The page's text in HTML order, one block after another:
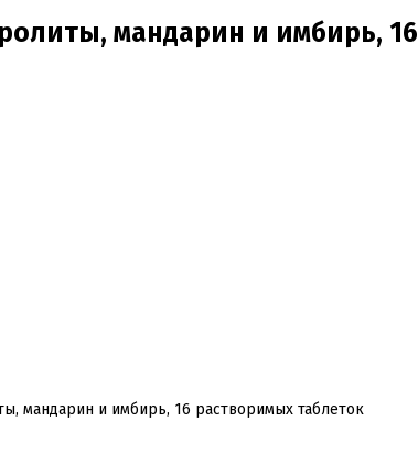
мандарин и имбирь, 16
мандарин и имбирь, 16 растворимых таблеток